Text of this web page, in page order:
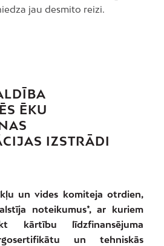
jau desmito reizi.
ĒKU
IZSTRĀDI
un vides komiteja otrdien,
noteikumus*, ar kuriem
kārtību līdzfinansējuma
un tehniskās